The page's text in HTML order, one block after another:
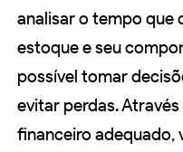
analisar o tempo que
estoque e seu
possível tomar
evitar perdas.
financeiro adequado,